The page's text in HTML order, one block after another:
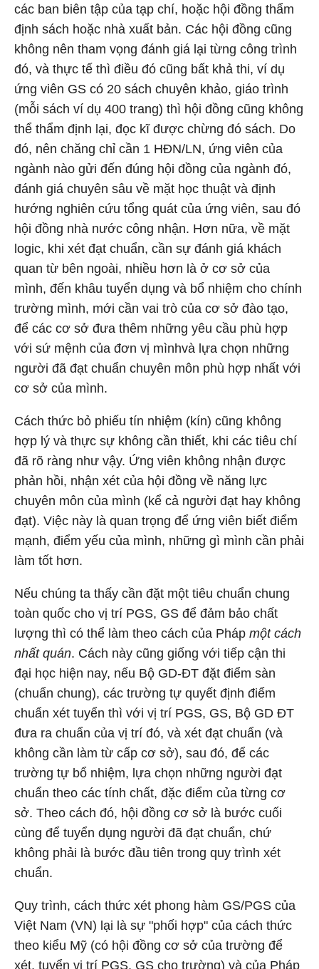
các ban biên tập của tạp chí, hoặc hội đồng thẩm
định sách hoặc nhà xuất bản. Các hội đồng cũng
không nên tham vọng đánh giá lại từng công trình
đó, và thực tế thì điều đó cũng bất khả thi, ví dụ
ứng viên GS có 20 sách chuyên khảo, giáo trình
(mỗi sách ví dụ 400 trang) thì hội đồng cũng không
thể thẩm định lại, đọc kĩ được chừng đó sách. Do
đó, nên chăng chỉ cần 1 HĐN/LN, ứng viên của
ngành nào gửi đến đúng hội đồng của ngành đó,
đánh giá chuyên sâu về mặt học thuật và định
hướng nghiên cứu tổng quát của ứng viên, sau đó
hội đồng nhà nước công nhận. Hơn nữa, về mặt
logic, khi xét đạt chuẩn, cần sự đánh giá khách
quan từ bên ngoài, nhiều hơn là ở cơ sở của
mình, đến khâu tuyển dụng và bổ nhiệm cho chính
trường mình, mới cần vai trò của cơ sở đào tạo,
để các cơ sở đưa thêm những yêu cầu phù hợp
với sứ mệnh của đơn vị mìnhvà lựa chọn những
người đã đạt chuẩn chuyên môn phù hợp nhất với
cơ sở của mình.
Cách thức bỏ phiếu tín nhiệm (kín) cũng không
hợp lý và thực sự không cần thiết, khi các tiêu chí
đã rõ ràng như vậy. Ứng viên không nhận được
phản hồi, nhận xét của hội đồng về năng lực
chuyên môn của mình (kể cả người đạt hay không
đạt). Việc này là quan trọng để ứng viên biết điểm
mạnh, điểm yếu của mình, những gì mình cần phải
làm tốt hơn.
Nếu chúng ta thấy cần đặt một tiêu chuẩn chung
toàn quốc cho vị trí PGS, GS để đảm bảo chất
lượng thì có thể làm theo cách của Pháp một cách
nhất quán. Cách này cũng giống với tiếp cận thi
đại học hiện nay, nếu Bộ GD-ĐT đặt điểm sàn
(chuẩn chung), các trường tự quyết định điểm
chuẩn xét tuyển thì với vị trí PGS, GS, Bộ GD ĐT
đưa ra chuẩn của vị trí đó, và xét đạt chuẩn (và
không cần làm từ cấp cơ sở), sau đó, để các
trường tự bổ nhiệm, lựa chọn những người đạt
chuẩn theo các tính chất, đặc điểm của từng cơ
sở. Theo cách đó, hội đồng cơ sở là bước cuối
cùng để tuyển dụng người đã đạt chuẩn, chứ
không phải là bước đầu tiên trong quy trình xét
chuẩn.
Quy trình, cách thức xét phong hàm GS/PGS của
Việt Nam (VN) lại là sự "phối hợp" của cách thức
theo kiểu Mỹ (có hội đồng cơ sở của trường để
xét, tuyển vị trí PGS, GS cho trường) và của Pháp